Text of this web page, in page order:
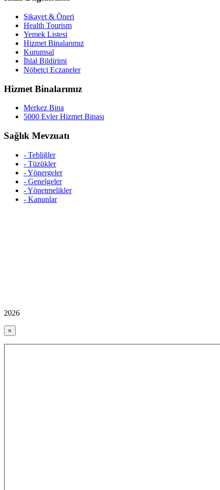
Şikayet & Öneri
Health Tourism
Yemek Listesi
Hizmet Binalarımız
Kurumsal
İhlal Bildirimi
Nöbetçi Eczaneler
Hizmet Binalarımız
Merkez Bina
5000 Evler Hizmet Binası
Sağlık Mevzuatı
- Tebliğler
- Tüzükler
- Yönergeler
- Genelgeler
- Yönetmelikler
- Kanunlar
2026
×